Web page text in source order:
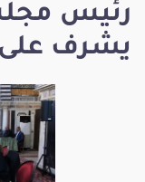
رئيس
يشرف على